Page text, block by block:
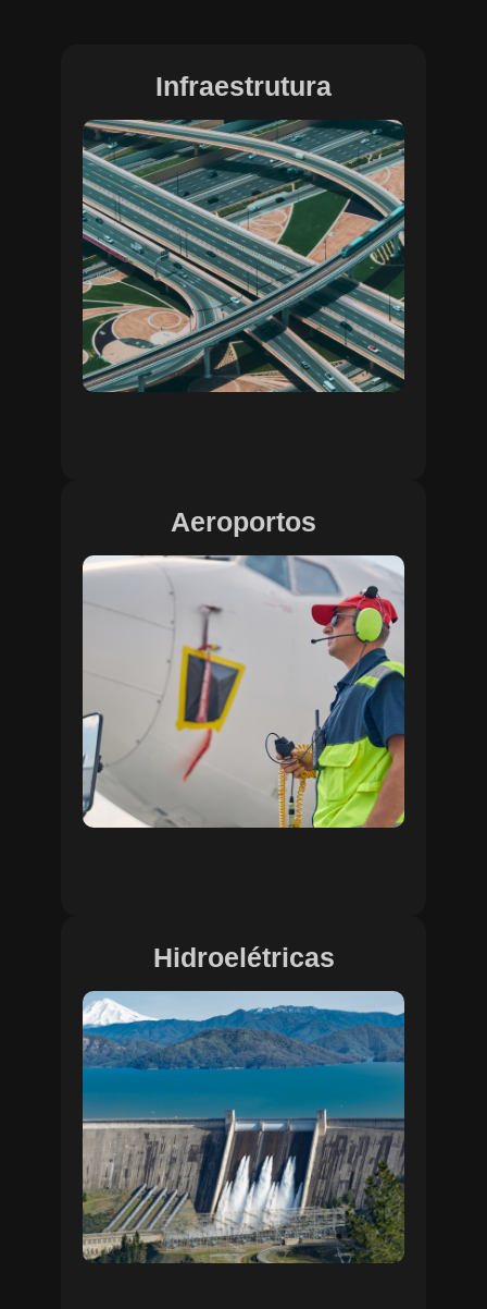
Infraestrutura
Aeroportos
Hidroelétricas